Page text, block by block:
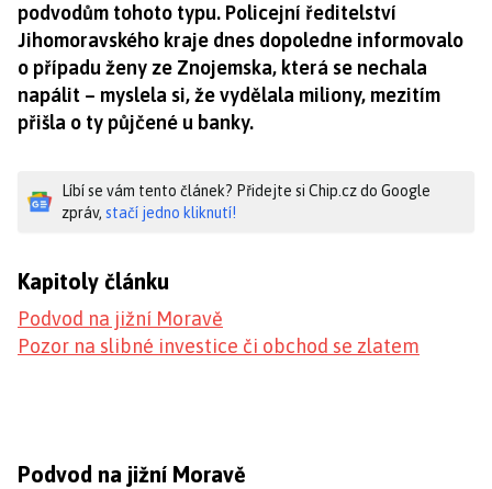
podvodům tohoto typu. Policejní ředitelství
Jihomoravského kraje dnes dopoledne informovalo
o případu ženy ze Znojemska, která se nechala
napálit – myslela si, že vydělala miliony, mezitím
přišla o ty půjčené u banky.
Líbí se vám tento článek? Přidejte si Chip.cz do Google
zpráv, stačí jedno kliknutí!
Kapitoly článku
Podvod na jižní Moravě
Pozor na slibné investice či obchod se zlatem
Podvod na jižní Moravě